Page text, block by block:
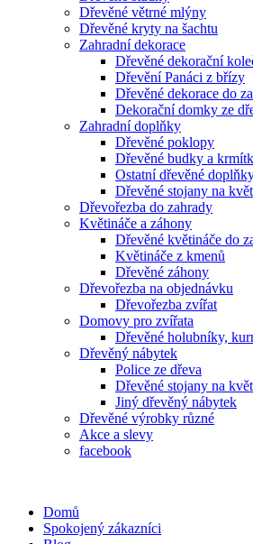
Dřevěné větrné mlýny
Dřevěné kryty na šachtu
Zahradní dekorace
Dřevěné dekorační
Dřevění Panáci z břízy
Dřevěné dekorace do
Dekorační domky ze
Zahradní doplňky
Dřevěné poklopy
Dřevěné budky a
Ostatní dřevěné
Dřevěné stojany na
Dřevořezba do zahrady
Květináče a záhony
Dřevěné květináče do
Květináče z kmenů
Dřevěné záhony
Dřevořezba na objednávku
Dřevořezba zvířat
Domovy pro zvířata
Dřevěné holubníky,
Dřevěný nábytek
Police ze dřeva
Dřevěné stojany na
Jiný dřevěný nábytek
Dřevěné výrobky různé
Akce a slevy
facebook
Domů
Spokojený zákazníci